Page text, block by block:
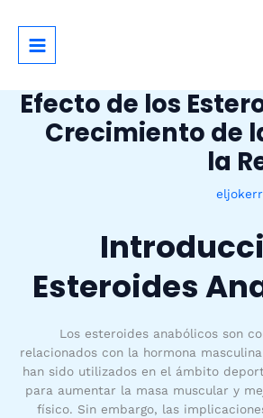
Efecto de los
Crecimiento de
la
Esteroides
Los esteroides anabólicos son
relacionados con la hormona
han sido utilizados en el ámbito
para aumentar la masa muscular y
físico. Sin embargo, las